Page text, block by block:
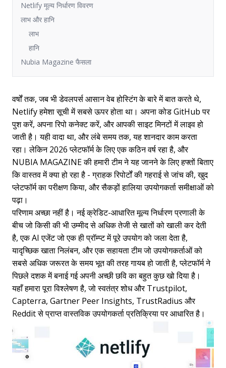
Netlify मूल्य निर्धारण विवरण
लाभ और हानि
लाभ
हानि
Nubia Magazine फैसला
वर्षों तक, जब भी डेवलपर्स आसान वेब होस्टिंग के बारे में बात करते थे,
Netlify हमेशा सूची में सबसे ऊपर होता था। अपना कोड GitHub पर
पुश करें, अपना रिपो कनेक्ट करें, और आपकी साइट मिनटों में लाइव हो
जाती है। यही वादा था, और लंबे समय तक, यह शानदार काम करता
रहा। लेकिन 2026 प्लेटफॉर्म के लिए एक कठिन वर्ष रहा है, और
NUBIA MAGAZINE की हमारी टीम ने यह जानने के लिए हफ्तों बिताए
कि वास्तव में क्या हो रहा है - ग्राहक रिपोर्टों की गहराई से जांच की, खुद
प्लेटफॉर्म का परीक्षण किया, और सैकड़ों हालिया उपयोगकर्ता समीक्षाओं को
पढ़ा।
परिणाम अच्छा नहीं है। नई क्रेडिट-आधारित मूल्य निर्धारण प्रणाली के
बीच जो किसी की भी उम्मीद से अधिक तेजी से खातों को खाली कर देती
है, एक AI एजेंट जो एक ही प्रॉम्प्ट में पूरे उपयोग को जला देता है,
यादृच्छिक खाता निलंबन, और एक सहायता टीम जो उपयोगकर्ताओं को
सबसे अधिक जरूरत के समय भूत की तरह गायब हो जाती है, प्लेटफॉर्म ने
पिछले दशक में बनाई गई अपनी अच्छी छवि का बहुत कुछ खो दिया है।
यहाँ हमारा पूरा विश्लेषण है, जो स्वतंत्र शोध और Trustpilot,
Capterra, Gartner Peer Insights, TrustRadius और
Reddit से प्राप्त वास्तविक उपयोगकर्ता प्रतिक्रिया पर आधारित है।